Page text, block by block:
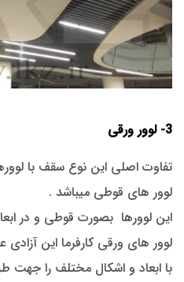
3- لوور ورقی
تفاوت اصلی این نوع سقف با
لوور های قوطی میباشد .
این لوورها بصورت قوطی و در
لوور های ورقی کارفرما این
با ابعاد و اشکال مختلف را جهت